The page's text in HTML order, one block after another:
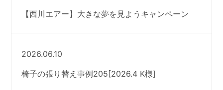
【西川エアー】大きな夢を見ようキャンペーン
2026.06.10
椅子の張り替え事例205[2026.4 K様]